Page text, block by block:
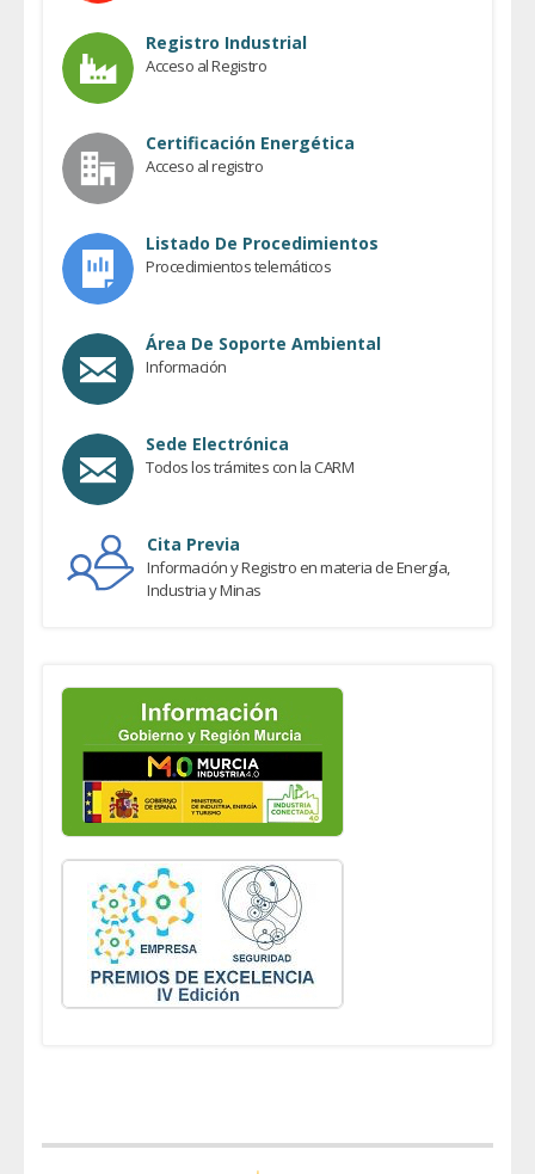
Registro Industrial
Acceso al Registro
Certificación Energética
Acceso al registro
Listado De Procedimientos
Procedimientos telemáticos
Área De Soporte Ambiental
Información
Sede Electrónica
Todos los trámites con la CARM
Cita Previa
Información y Registro en materia de Energía,
Industria y Minas